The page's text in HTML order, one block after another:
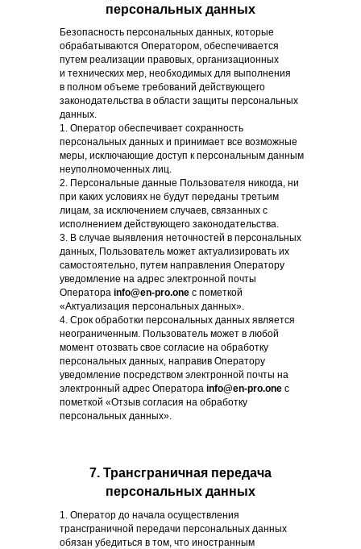
1. Оператор до начала осуществления
трансграничной передачи персональных данных
обязан убедиться в том, что иностранным
7. Трансграничная передача
персональных данных
Безопасность персональных данных, которые
обрабатываются Оператором, обеспечивается
путем реализации правовых, организационных
и технических мер, необходимых для выполнения
в полном объеме требований действующего
законодательства в области защиты персональных
данных.
1. Оператор обеспечивает сохранность
персональных данных и принимает все возможные
меры, исключающие доступ к персональным данным
неуполномоченных лиц.
2. Персональные данные Пользователя никогда, ни
при каких условиях не будут переданы третьим
лицам, за исключением случаев, связанных с
исполнением действующего законодательства.
3. В случае выявления неточностей в персональных
данных, Пользователь может актуализировать их
самостоятельно, путем направления Оператору
уведомление на адрес электронной почты
Оператора info@en-pro.one с пометкой
«Актуализация персональных данных».
4. Срок обработки персональных данных является
неограниченным. Пользователь может в любой
момент отозвать свое согласие на обработку
персональных данных, направив Оператору
уведомление посредством электронной почты на
электронный адрес Оператора info@en-pro.one с
пометкой «Отзыв согласия на обработку
персональных данных».
персональных данных